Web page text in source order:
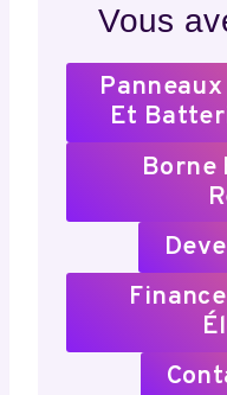
Vous
Et
Borne